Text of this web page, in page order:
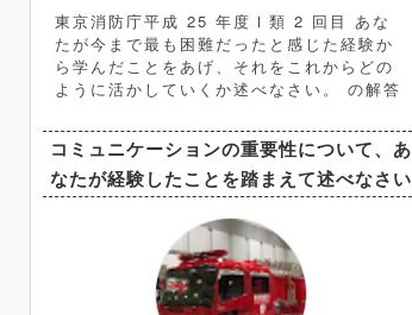
東京消防庁平成 25 年度Ⅰ類 2 回目 あな
たが今まで最も困難だったと感じた経験か
ら学んだことをあげ、それをこれからどの
ように活かしていくか述べなさい。 の解答
編＞を読み、自身で簡単な論文の骨格を作
ってみてください。 ＜ヒント編＞ ●最も困
難だった経験とは・・・ 解答するにあた
り、まず論題にある 「最も困難な経験」
とはどのようなものか考える必要がありま
す。ただ、普通の学生生活を送ってきた中
で最も困難な経験といわれてもそれに見合
うようなものはないと考えてしまう方が多
コミュニケーションの重要性について、あ
なたが経験したことを踏まえて述べなさい